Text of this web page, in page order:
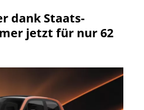
dank Staats-
jetzt für nur 62